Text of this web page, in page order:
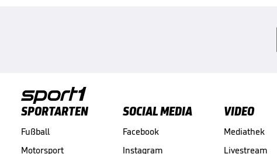
SPORTARTEN
Fußball
Motorsport
SOCIAL MEDIA
Facebook
Instagram
VIDEO
Mediathek
Livestream